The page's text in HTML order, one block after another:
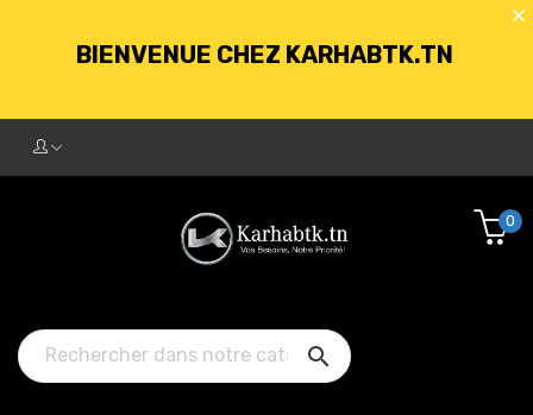
BIENVENUE CHEZ KARHABTK.TN

0